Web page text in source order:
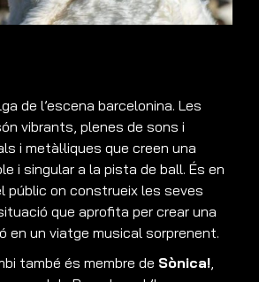
de l’escena barcelonina. Les
vibrants, plenes de sons i
i metàl·liques que creen una
i singular a la pista de ball. És en
públic on construeix les seves
que aprofita per crear una
en un viatge musical sorprenent.
també és membre de Sònica!,